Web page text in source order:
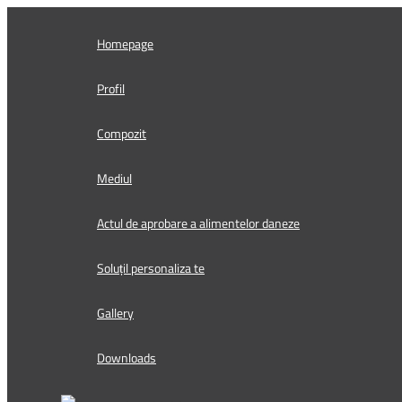
Homepage
Profil
Compozit
Mediul
Actul de aprobare a alimentelor daneze
Soluțil personaliza te
Gallery
Downloads